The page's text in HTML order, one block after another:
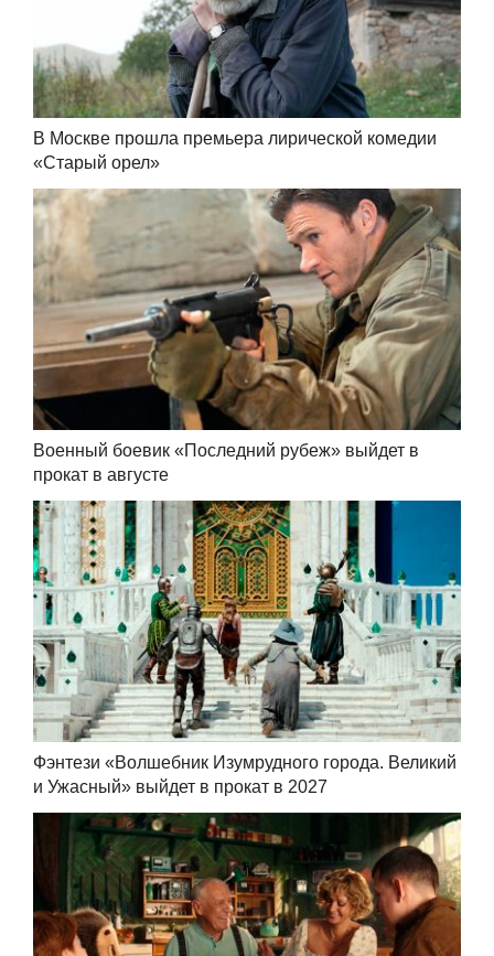
В Москве прошла премьера лирической комедии
«Старый орел»
Военный боевик «Последний рубеж» выйдет в
прокат в августе
Фэнтези «Волшебник Изумрудного города. Великий
и Ужасный» выйдет в прокат в 2027